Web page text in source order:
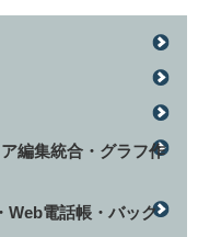
編集統合・グラフ作
Web電話帳・バック